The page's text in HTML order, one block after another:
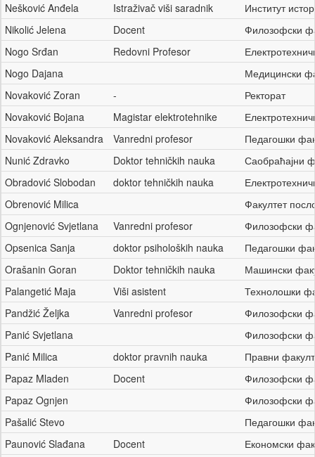
Nešković Anđela
Istraživač viši saradnik
Институт
Nikolić Jelena
Docent
Филозофски
Nogo Srđan
Redovni Profesor
Nogo Dajana
Медицински
Novaković Zoran
-
Ректорат
Novaković Bojana
Magistar elektrotehnike
Novaković Aleksandra
Vanredni profesor
Педагошки
Nunić Zdravko
Doktor tehničkih nauka
Саобраћајни
Obradović Slobodan
doktor tehničkih nauka
Obrenović Milica
Факултет
Ognjenović Svjetlana
Vanredni profesor
Филозофски
Opsenica Sanja
doktor psiholoških nauka
Педагошки
Orašanin Goran
Doktor tehničkih nauka
Машински
Palangetić Maja
Viši asistent
Технолошки
Pandžić Željka
Vanredni profesor
Филозофски
Panić Svjetlana
Филозофски
Panić Milica
doktor pravnih nauka
Правни
Papaz Mladen
Docent
Филозофски
Papaz Ognjen
Филозофски
Pašalić Stevo
Педагошки
Paunović Slađana
Docent Економски